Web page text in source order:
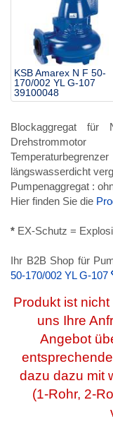
KSB Amarex N F 50-
170/002 YL G-107
39100048
Blockaggregat für
längswasserdicht
Pumpenaggregat :
Hier finden Sie die
* EX-Schutz =
Ihr B2B Shop für
50-170/002 YL G-107
Produkt ist
uns Ihre
Angebot
dazu dazu mit
(1-Rohr, 2-